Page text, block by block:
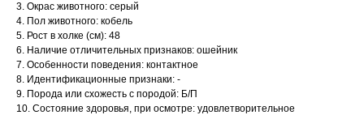
3. Окрас животного: серый
4. Пол животного: кобель
5. Рост в холке (см): 48
6. Наличие отличительных признаков: ошейник
7. Особенности поведения: контактное
8. Идентификационные признаки: -
9. Порода или схожесть с породой: Б/П
10. Состояние здоровья, при осмотре: удовлетворительное